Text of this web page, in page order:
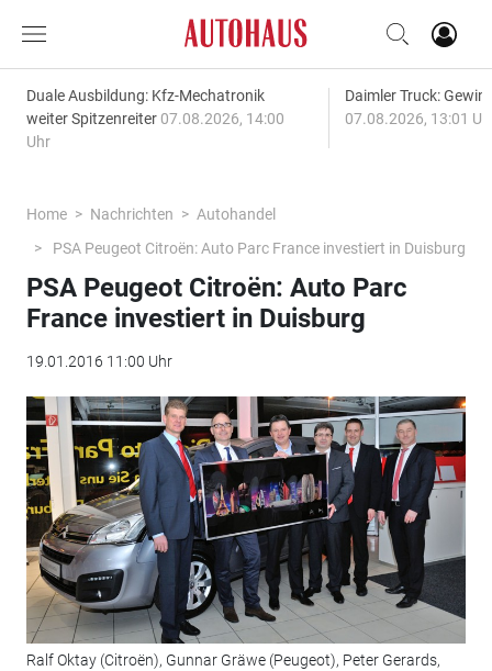
Duale Ausbildung: Kfz-Mechatronik
weiter Spitzenreiter 07.08.2026, 14:00
Uhr
Daimler Truck:
07.08.2026, 13:01
Home Nachrichten
Autohandel
PSA Peugeot Citroën: Auto Parc France investiert in Duisburg
PSA Peugeot Citroën: Auto Parc
France investiert in Duisburg
19.01.2016 11:00 Uhr
Ralf Oktay (Citroën), Gunnar Gräwe (Peugeot), Peter Gerards,